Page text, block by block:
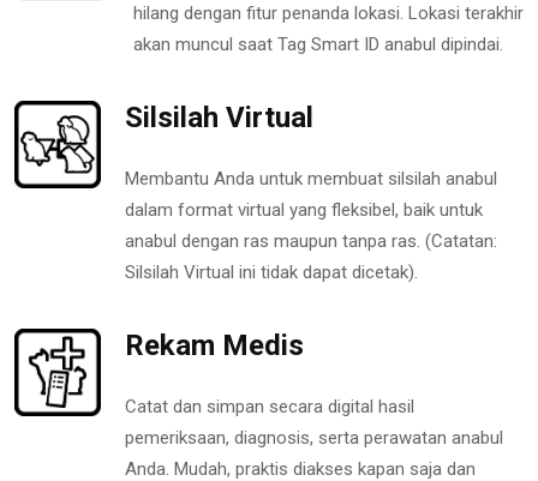
hilang dengan fitur penanda lokasi. Lokasi terakhir
akan muncul saat Tag Smart ID anabul dipindai.
Silsilah Virtual
Membantu Anda untuk membuat silsilah anabul
dalam format virtual yang fleksibel, baik untuk
anabul dengan ras maupun tanpa ras. (Catatan:
Silsilah Virtual ini tidak dapat dicetak).
Rekam Medis
Catat dan simpan secara digital hasil
pemeriksaan, diagnosis, serta perawatan anabul
Anda. Mudah, praktis diakses kapan saja dan